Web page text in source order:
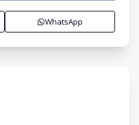
WhatsApp